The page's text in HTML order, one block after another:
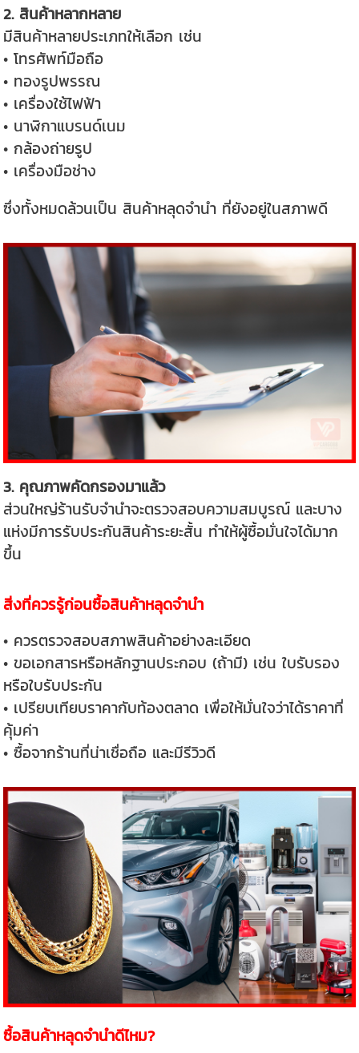
2. สินค้าหลากหลาย
มีสินค้าหลายประเภทให้เลือก เช่น
• โทรศัพท์มือถือ
• ทองรูปพรรณ
• เครื่องใช้ไฟฟ้า
• นาฬิกาแบรนด์เนม
• กล้องถ่ายรูป
• เครื่องมือช่าง
ซึ่งทั้งหมดล้วนเป็น สินค้าหลุดจำนำ ที่ยังอยู่ในสภาพดี
3. คุณภาพคัดกรองมาแล้ว
ส่วนใหญ่ร้านรับจำนำจะตรวจสอบความสมบูรณ์ และบาง
แห่งมีการรับประกันสินค้าระยะสั้น ทำให้ผู้ซื้อมั่นใจได้มาก
ขึ้น
สิ่งที่ควรรู้ก่อนซื้อสินค้าหลุดจำนำ
• ควรตรวจสอบสภาพสินค้าอย่างละเอียด
• ขอเอกสารหรือหลักฐานประกอบ (ถ้ามี) เช่น ใบรับรอง
หรือใบรับประกัน
• เปรียบเทียบราคากับท้องตลาด เพื่อให้มั่นใจว่าได้ราคาที่
คุ้มค่า
• ซื้อจากร้านที่น่าเชื่อถือ และมีรีวิวดี
ซื้อสินค้าหลุดจำนำดีไหม?